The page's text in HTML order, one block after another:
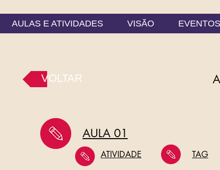
AULAS E ATIVIDADES VISÃO EVENTOS
VOLTAR
AULA 01
ATIVIDADE TAG